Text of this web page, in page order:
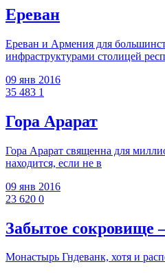
Ереван
Ереван и Армения для
инфраструктурами столицей
09 янв 2016
35 483 1
Гора Арарат
Гора Арарат священна для
находится, если не в
09 янв 2016
23 620 0
Забытое сокровище
Монастырь Гндеванк, хотя и